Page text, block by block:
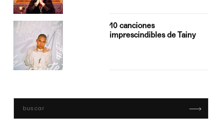
10 canciones
imprescindibles de Tainy